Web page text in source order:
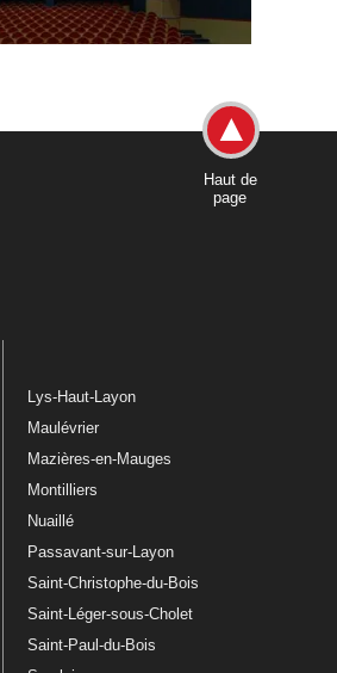
Haut de
page
Lys-Haut-Layon
Maulévrier
Mazières-en-Mauges
Montilliers
Nuaillé
Passavant-sur-Layon
Saint-Christophe-du-Bois
Saint-Léger-sous-Cholet
Saint-Paul-du-Bois